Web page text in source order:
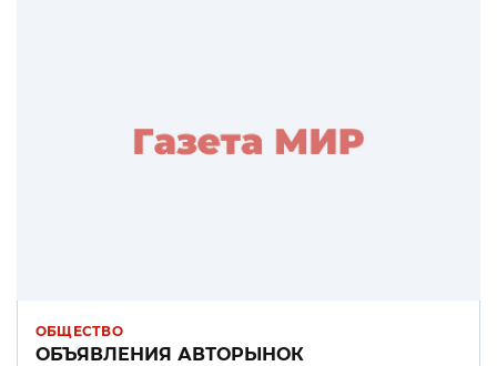
ОБЩЕСТВО
ОБЪЯВЛЕНИЯ АВТОРЫНОК